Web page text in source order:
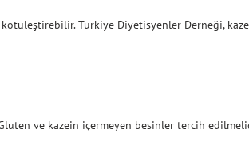
Türkiye Diyetisyenler Derneği,
ve kazein içermeyen besinler tercih